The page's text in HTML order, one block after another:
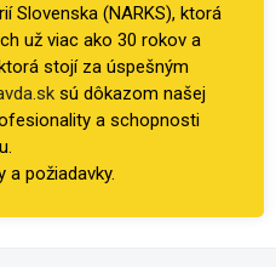
Slovenska (NARKS), ktorá
už viac ako 30 rokov a
stojí za úspešným
sú dôkazom našej
a schopnosti
a požiadavky.